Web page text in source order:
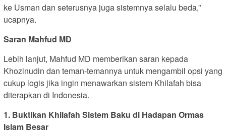
ke Usman dan seterusnya juga sistemnya selalu beda,”
ucapnya.
Saran Mahfud MD
Lebih lanjut, Mahfud MD memberikan saran kepada
Khozinudin dan teman-temannya untuk mengambil opsi yang
cukup logis jika ingin menawarkan sistem Khilafah bisa
diterapkan di Indonesia.
1. Buktikan Khilafah Sistem Baku di Hadapan Ormas
Islam Besar